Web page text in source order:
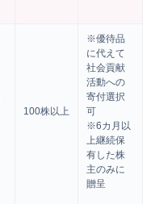
100株以上
※優待品
に代えて
社会貢献
活動への
寄付選択
可
※6カ月以
上継続保
有した株
主のみに
贈呈